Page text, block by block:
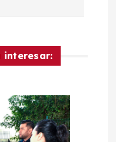
interesar: